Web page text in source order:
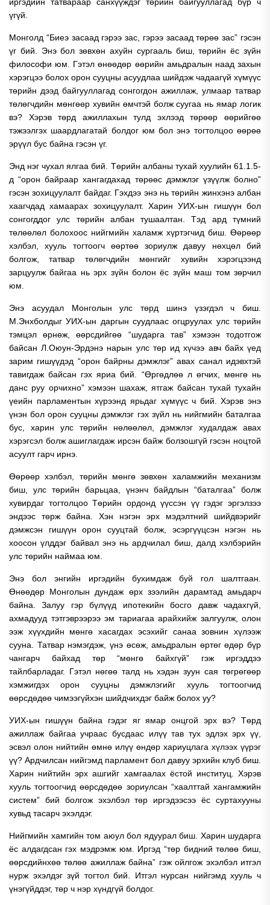
үгүй.
Монголд “Биеэ засаад гэрээ зас, гэрээ засаад төрөө зас” гэсэн
үг бий. Энэ бол зөвхөн ахуйн сургааль биш, төрийн ёс зүйн
философи юм. Гэтэл өнөөдөр өөрийн амьдралын наад захын
хэрэгцээ болох орон сууцны асуудлаа шийдэж чадаагүй хүмүүс
төрийн дээд байгууллагад сонгогдон ажиллаж, улмаар татвар
төлөгчдийн мөнгөөр хувийн өмчтэй болж суугаа нь ямар логик
вэ? Хэрэв төрд ажиллахын тулд эхлээд төрөөр өөрийгөө
тэжээлгэх шаардлагатай болдог юм бол энэ тогтолцоо өөрөө
эрүүл бус байна гэсэн үг.
Энд нэг чухал ялгаа бий. Төрийн албаны тухай хуулийн 61.1.5-
д “орон байраар хангагдахад төрөөс дэмжлэг үзүүлж болно”
гэсэн зохицуулалт байдаг. Гэхдээ энэ нь төрийн жинхэнэ албан
хаагчдад хамаарах зохицуулалт. Харин УИХ-ын гишүүн бол
сонгогддог улс төрийн албан тушаалтан. Тэд ард түмний
төлөөлөл болохоос нийгмийн халамж хүртэгчид биш. Өөрөөр
хэлбэл, хууль тогтоогч өөртөө зориулж давуу нөхцөл бий
болгож, татвар төлөгчдийн мөнгийг хувийн хэрэгцээнд
зарцуулж байгаа нь эрх зүйн болон ёс зүйн маш том зөрчил
юм.
Энэ асуудал Монголын улс төрд шинэ үзэгдэл ч биш.
М.Энхболдыг УИХ-ын даргын суудлаас огцруулах улс төрийн
тэмцэл өрнөж, өөрсдийгөө “шударга тав” хэмээн тодотгож
байсан Л.Оюун-Эрдэнэ нарын улс төр ид хүчээ авч байх үед
зарим гишүүдэд “орон байрны дэмжлэг” авах санал идэвхтэй
тавигдаж байсан гэх яриа бий. “Өргөдлөө л өгчих, мөнгө нь
данс руу орчихно” хэмээн шахаж, ятгаж байсан тухай тухайн
үеийн парламентын хүрээнд ярьдаг хүмүүс ч бий. Хэрэв энэ
үнэн бол орон сууцны дэмжлэг гэх зүйл нь нийгмийн баталгаа
бус, харин улс төрийн нөлөөлөл, дэмжлэг худалдаж авах
хэрэгсэл болж ашиглагдаж ирсэн байж болзошгүй гэсэн ноцтой
асуулт гарч ирнэ.
Өөрөөр хэлбэл, төрийн мөнгө зөвхөн халамжийн механизм
биш, улс төрийн барьцаа, үнэнч байдлын “баталгаа” болж
хувирдаг тогтолцоо Төрийн ордонд үүссэн үү гэдэг эргэлзээ
эндээс төрж байна. Хэн нэгэн эрх мэдэлтний шийдвэрийг
дэмжсэн гишүүн орон сууцтай болж, эсэргүүцсэн нэгэн нь
хоосон үлддэг байвал энэ нь ардчилал биш, далд хэлбэрийн
улс төрийн наймаа юм.
Энэ бол энгийн иргэдийн бухимдаж буй гол шалтгаан.
Өнөөдөр Монголын дундаж өрх зээлийн дарамтад амьдарч
байна. Залуу гэр бүлүүд ипотекийн босго давж чадахгүй,
ахмадууд тэтгэврээрээ эм тариагаа арайхийж залгуулж, олон
ээж хүүхдийн мөнгө хасагдах эсэхийг санаа зовнин хүлээж
сууна. Татвар нэмэгдэж, үнэ өсөж, амьдралын өртөг өдөр бүр
чангарч байхад төр “мөнгө байхгүй” гэж иргэддээ
тайлбарладаг. Гэтэл нөгөө талд нь хэдэн зуун сая төгрөгөөр
хэмжигдэх орон сууцны дэмжлэгийг хууль тогтоогчид
өөрсдөдөө чимээгүйхэн шийдчихдэг байж болох уу?
УИХ-ын гишүүн байна гэдэг яг ямар онцгой эрх вэ? Төрд
ажиллаж байгаа учраас бусдаас илүү тав тух эдлэх эрх үү,
эсвэл олон нийтийн өмнө илүү өндөр хариуцлага хүлээх үүрэг
үү? Ардчилсан нийгэмд парламент бол давуу эрхийн клуб биш.
Харин нийтийн эрх ашгийг хамгаалах ёстой институц. Хэрэв
хууль тогтоогчид өөрсдөдөө зориулсан “хаалттай хангамжийн
систем” бий болгож эхэлбэл төр иргэдээсээ ёс суртахууны
хувьд тасарч эхэлдэг.
Нийгмийн хамгийн том аюул бол ядуурал биш. Харин шударга
ёс алдагдсан гэх мэдрэмж юм. Иргэд “төр бидний төлөө биш,
өөрсдийнхөө төлөө ажиллаж байна” гэж ойлгож эхэлбэл итгэл
нурж эхэлдэг зүй тогтол бий. Итгэл нурсан нийгэмд хууль ч
үнэгүйддэг, төр ч нэр хүндгүй болдог.